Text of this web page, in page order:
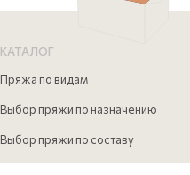
КАТАЛОГ
Пряжа по видам
Выбор пряжи по назначению
Выбор пряжи по составу